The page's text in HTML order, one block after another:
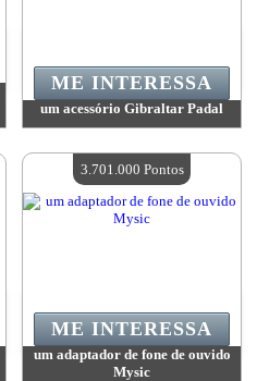
um acessório Gibraltar Padal
Quantidade disponível:4
ME INTERESSA
um adaptador de fone de ouvido
Mysic
ME INTERESSA
3.701.000 Pontos